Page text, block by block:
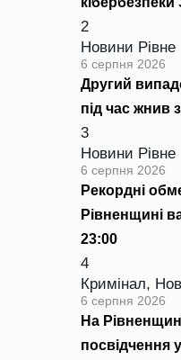
2
Новини Рівне
6 серпня 2026
Другий
під час жнив
3
Новини Рівне
6 серпня 2026
Рекордні
Рівненщині
23:00
4
Кримінал,
6 серпня 2026
На
посвідчення